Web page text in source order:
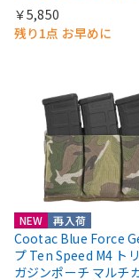
￥5,850
残り1点 お早めに
NEW 再入荷
Cootac Blue Force
プ Ten Speed M4 ト
ガジンポーチ マルチ